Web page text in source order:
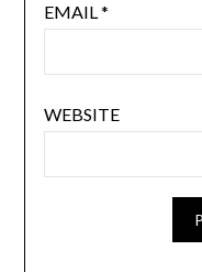
EMAIL*
WEBSITE